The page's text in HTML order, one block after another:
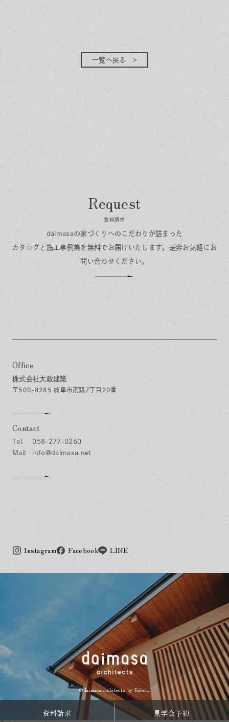
一覧へ戻る
資料請求
daimasaの家づくりへのこだわりが詰まった
カタログと施工事例集を無料でお届けいたします。 是非お気軽にお
問い合わせください。
Office
株式会社大政建築
〒500-8285 岐阜市南鶉7丁目20番
Contact
058-277-0260
info@daimasa.net
Instagram Facebook LINE
©daimasa architects byRabona
資料請求 見学会予約